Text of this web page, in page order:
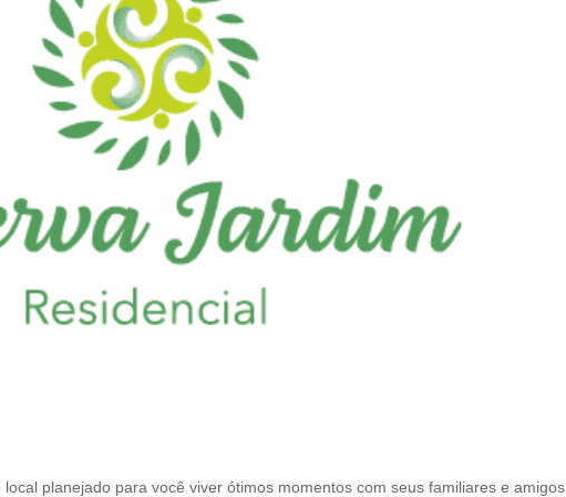
l
f
t
b
l
n
k
planejado para você viver ótimos momentos com seus familiares e amigos.